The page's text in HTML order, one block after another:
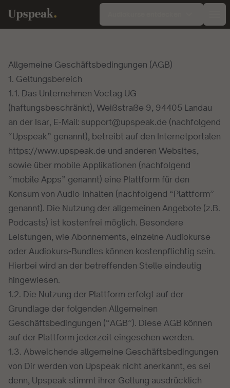
Allgemeine Geschäftsbedingungen (AGB)
1. Geltungsbereich
1.1. Das Unternehmen Voctag UG
(haftungsbeschränkt), Weißstraße 9, 94405 Landau
an der Isar, E-Mail: support@upspeak.de (nachfolgend
“Upspeak” genannt), betreibt auf den Internetportalen
https://www.upspeak.de und anderen Websites,
sowie über mobile Applikationen (nachfolgend
“mobile Apps” genannt) eine Plattform für den
Konsum von Audio-Inhalten (nachfolgend “Plattform”
genannt). Die Nutzung der allgemeinen Angebote (z.B.
Podcasts) ist kostenfrei möglich. Besondere
Leistungen, wie Abonnements, einzelne Audiokurse
oder Audiokurs-Bundles können kostenpflichtig sein.
Hierbei wird an der betreffenden Stelle eindeutig
hingewiesen.
1.2. Die Nutzung der Plattform erfolgt auf der
Grundlage der folgenden Allgemeinen
Geschäftsbedingungen (“AGB”). Diese AGB können
auf der Plattform jederzeit eingesehen werden.
1.3. Abweichende allgemeine Geschäftsbedingungen
von Dir werden von Upspeak nicht anerkannt, es sei
denn, Upspeak stimmt ihrer Geltung ausdrücklich